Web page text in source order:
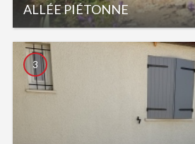
ALLÉE PIÉTONNE
3